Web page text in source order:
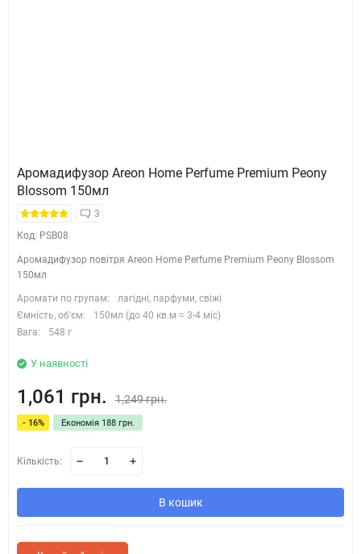
Аромадифузор Areon Home Perfume Premium Peony
Blossom 150мл
3
Код: PSB08
Аромадифузор повітря Areon Home Perfume Premium Peony Blossom
150мл
Аромати по групам:
лагідні, парфуми, свіжі
Ємність, об'єм:
150мл (до 40 кв.м ≈ 3-4 міс)
Вага:
548 г
У наявності
1,061 грн. 1,249 грн.
- 16% Економія 188 грн.
Кількість:
В кошик